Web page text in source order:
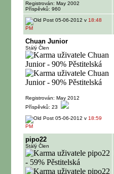
Registrován: May 2002
Příspěvků: 960
05-06-2012 v 18:48
PM
Chuan Junior
Stálý Člen
Registrován: May 2012
Příspěvků: 23
05-06-2012 v 18:59
PM
pipo22
Stálý Člen